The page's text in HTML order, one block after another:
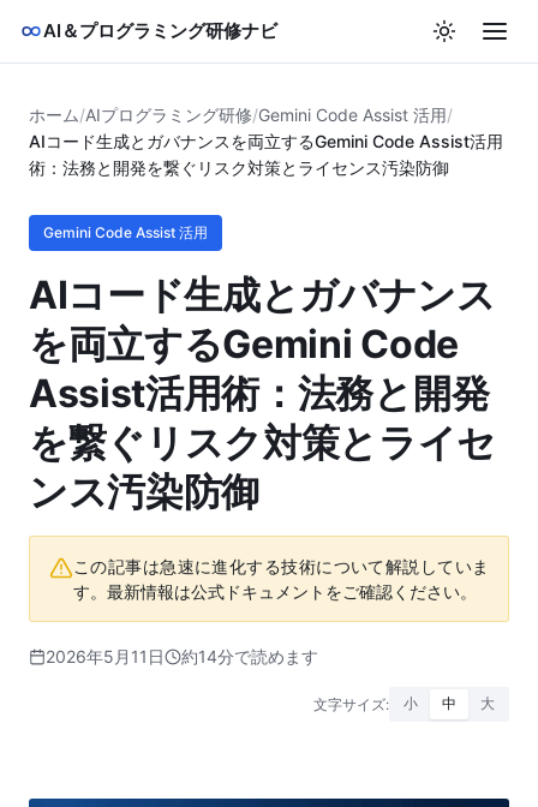
AI＆プログラミング研修ナビ
ホーム/AIプログラミング研修/Gemini Code Assist 活用/
AIコード生成とガバナンスを両立するGemini Code Assist活用
術：法務と開発を繋ぐリスク対策とライセンス汚染防御
Gemini Code Assist 活用
AIコード生成とガバナンス
を両立するGemini Code
Assist活用術：法務と開発
を繋ぐリスク対策とライセ
ンス汚染防御
この記事は急速に進化する技術について解説していま
す。最新情報は公式ドキュメントをご確認ください。
2026年5月11日 約14分で読めます
文字サイズ: 小 中 大